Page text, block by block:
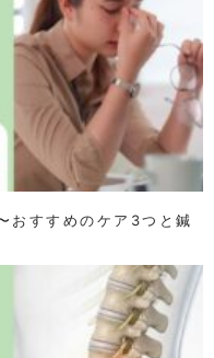
すすめのケア3つと鍼